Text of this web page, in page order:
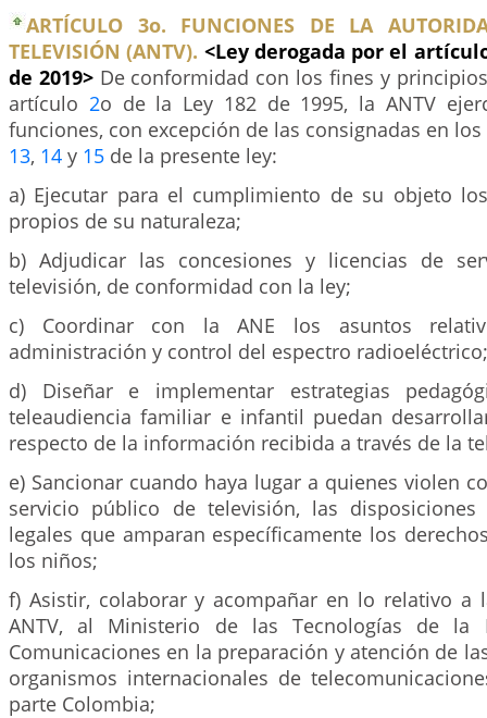
ARTÍCULO 3o. FUNCIONES DE LA
TELEVISIÓN (ANTV). <Ley derogada por el
de 2019> De conformidad con los fines y
artículo 2o de la Ley 182 de 1995, la ANTV
funciones, con excepción de las consignadas en
13, 14 y 15 de la presente ley:
a) Ejecutar para el cumplimiento de su objeto
propios de su naturaleza;
b) Adjudicar las concesiones y licencias de
televisión, de conformidad con la ley;
c) Coordinar con la ANE los asuntos
administración y control del espectro radioeléctrico;
d) Diseñar e implementar estrategias
teleaudiencia familiar e infantil puedan
respecto de la información recibida a través de la
e) Sancionar cuando haya lugar a quienes violen
servicio público de televisión, las disposiciones
legales que amparan específicamente los
los niños;
f) Asistir, colaborar y acompañar en lo relativo a
ANTV, al Ministerio de las Tecnologías de la
Comunicaciones en la preparación y atención de
organismos internacionales de
parte Colombia;